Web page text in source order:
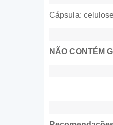
Cápsula:
NÃO CONTÉM